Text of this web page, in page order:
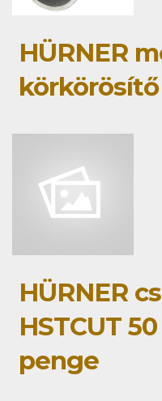
HÜRNER
HÜRNER
HSTCUT
penge